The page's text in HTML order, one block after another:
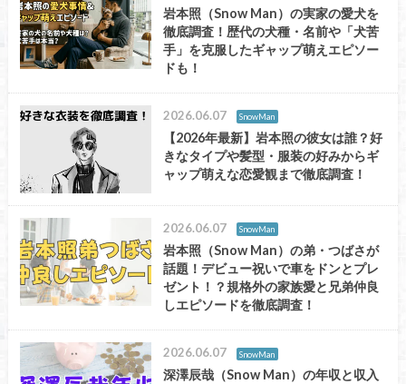
岩本照（Snow Man）の実家の愛犬を
徹底調査！歴代の犬種・名前や「犬苦
手」を克服したギャップ萌えエピソー
ドも！
2026.06.07 SnowMan
【2026年最新】岩本照の彼女は誰？好
きなタイプや髪型・服装の好みからギ
ャップ萌えな恋愛観まで徹底調査！
2026.06.07 SnowMan
岩本照（Snow Man）の弟・つばさが
話題！デビュー祝いで車をドンとプレ
ゼント！？規格外の家族愛と兄弟仲良
しエピソードを徹底調査！
2026.06.07 SnowMan
深澤辰哉（Snow Man）の年収と収入